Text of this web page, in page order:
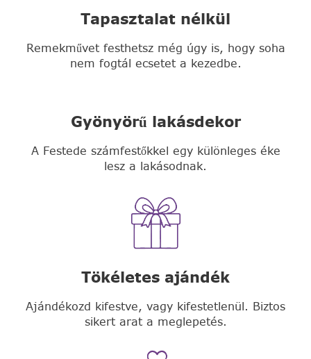
Tapasztalat nélkül
Remekművet festhetsz még úgy is, hogy soha
nem fogtál ecsetet a kezedbe.
Gyönyörű lakásdekor
A Festede számfestőkkel egy különleges éke
lesz a lakásodnak.
Tökéletes ajándék
Ajándékozd kifestve, vagy kifestetlenül. Biztos
sikert arat a meglepetés.